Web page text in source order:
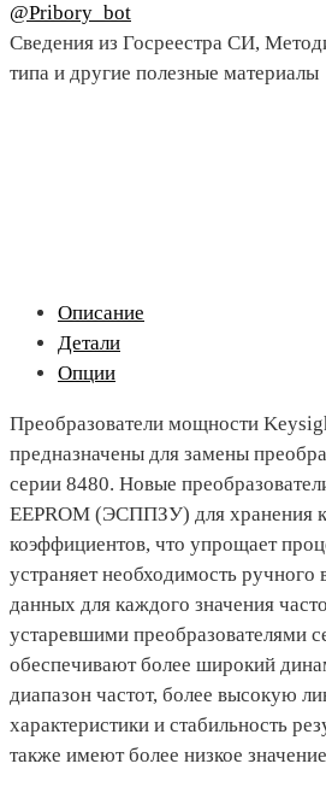
@Pribory_bot
Сведения из Госреестра СИ,
типа и другие полезные материалы
Описание
Детали
Опции
Преобразователи мощности
предназначены для замены
серии 8480. Новые
EEPROM (ЭСППЗУ) для хранения
коэффициентов, что упрощает
устраняет необходимость
данных для каждого значения
устаревшими преобразователями
обеспечивают более широкий
диапазон частот, более высокую
характеристики и стабильность
также имеют более низкое